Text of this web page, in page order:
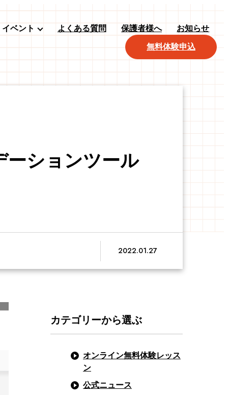
イベント よくある質問 保護者様へ お知らせ
無料体験申込
ーションツール
2022.01.27
カテゴリーから選ぶ
オンライン無料体験レッス
ン
公式ニュース